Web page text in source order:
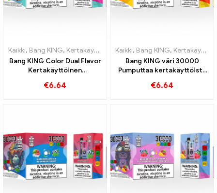
Kaikki, Bang KING, Kertakäyttöiset sähkösavukkeet Liettua ,
Bang KING Color Dual Flavor
Kertakäyttöinen
täynnä makua Strawberry
€6.64
Kaikki, Bang KING, Kertakäyttöiset sähkösavukkeet Liettua
Bang KING väri 30000
Pumputtaa kertakäyttöistä
yhdistelmä viileää
€6.64